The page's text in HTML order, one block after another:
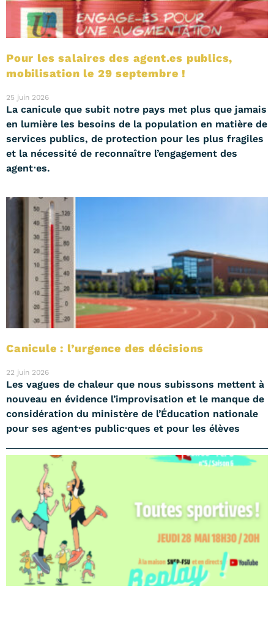
Pour les salaires des agent.es publics,
mobilisation le 29 septembre !
25 juin 2026
La canicule que subit notre pays met plus que jamais
en lumière les besoins de la population en matière de
services publics, de protection pour les plus fragiles
et la nécessité de reconnaître l’engagement des
agent⋅es.
Canicule : l’urgence des décisions
22 juin 2026
Les vagues de chaleur que nous subissons mettent à
nouveau en évidence l’improvisation et le manque de
considération du ministère de l’Éducation nationale
pour ses agent·es public·ques et pour les élèves